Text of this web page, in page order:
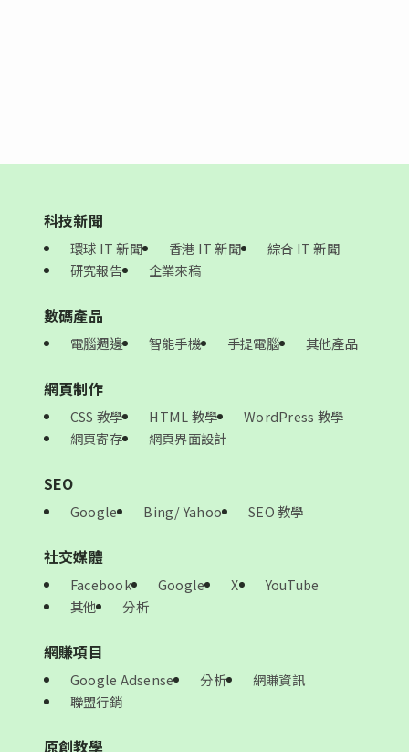
科技新聞
環球 IT 新聞 香港 IT 新聞
綜合 IT 新聞
研究報告
企業來稿
數碼產品
電腦週邊 智能手機 手提電腦 其他產品
網頁制作
CSS 教學 HTML 教學
WordPress 教學
網頁寄存
網頁界面設計
SEO
Google Bing/ Yahoo SEO 教學
社交媒體
Facebook Google X
YouTube
其他
分析
網賺項目
Google Adsense 分析
網賺資訊
聯盟行銷
原創教學